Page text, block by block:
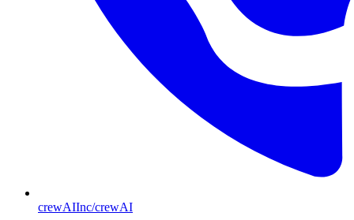
crewAIInc/crewAI